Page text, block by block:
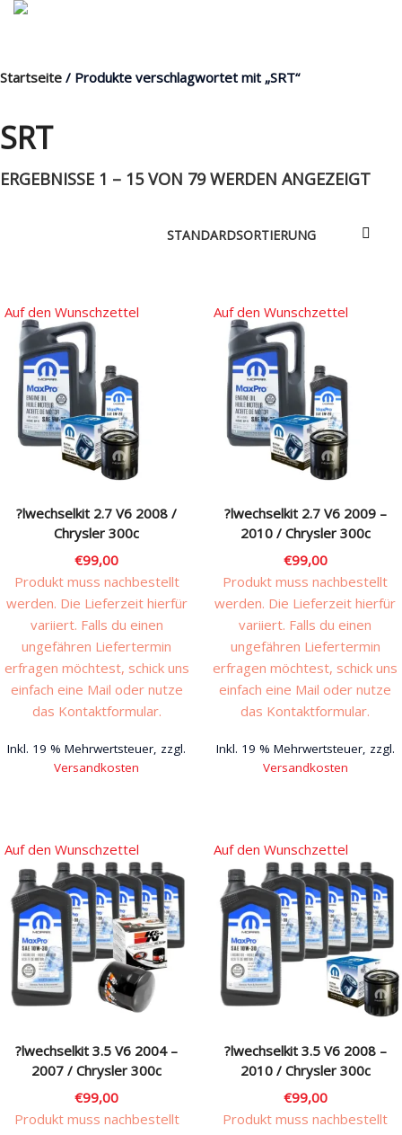
Products
Nach Baugruppen
Wunschliste
Blog
Rechtliches & Service
Startseite / Produkte verschlagwortet mit „SRT“
SRT
ERGEBNISSE 1 – 15 VON 79 WERDEN ANGEZEIGT
?lwechselkit 2.7 V6 2008 /
Chrysler 300c
€99,00
Produkt muss nachbestellt
werden. Die Lieferzeit hierfür
variiert. Falls du einen
ungefähren Liefertermin
erfragen möchtest, schick uns
einfach eine Mail oder nutze
das Kontaktformular.
Inkl. 19 % Mehrwertsteuer, zzgl.
Versandkosten
Auf den Wunschzettel
?lwechselkit 2.7 V6 2009 –
2010 / Chrysler 300c
€99,00
Produkt muss nachbestellt
werden. Die Lieferzeit hierfür
variiert. Falls du einen
ungefähren Liefertermin
erfragen möchtest, schick uns
einfach eine Mail oder nutze
das Kontaktformular.
Inkl. 19 % Mehrwertsteuer, zzgl.
Versandkosten
Auf den Wunschzettel
?lwechselkit 3.5 V6 2004 –
2007 / Chrysler 300c
€99,00
Produkt muss nachbestellt
Auf den Wunschzettel
?lwechselkit 3.5 V6 2008 –
2010 / Chrysler 300c
€99,00
Produkt muss nachbestellt
Auf den Wunschzettel